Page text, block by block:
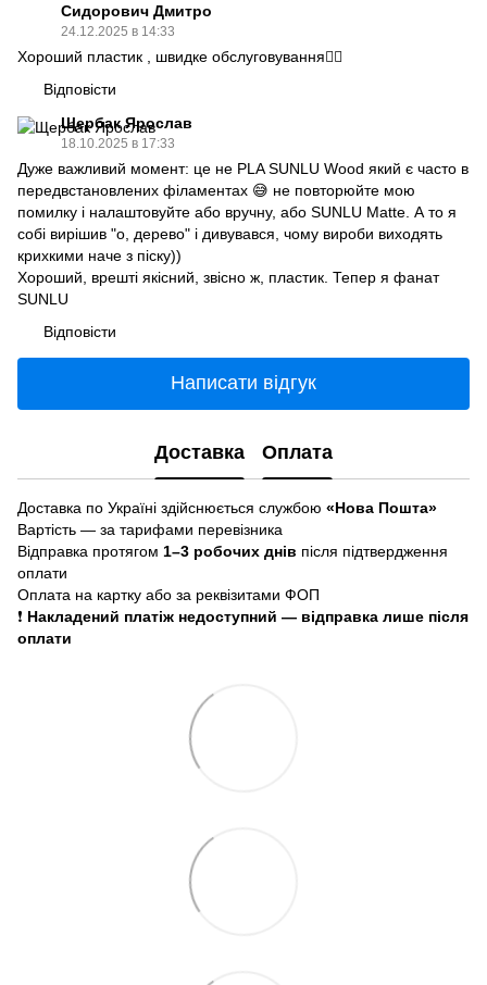
Сидорович Дмитро
24.12.2025 в 14:33
Хороший пластик , швидке обслуговування👍🏻
Відповісти
Щербак Ярослав
18.10.2025 в 17:33
Дуже важливий момент: це не PLA SUNLU Wood який є часто в
передвстановлених філаментах 😅 не повторюйте мою
помилку і налаштовуйте або вручну, або SUNLU Matte. А то я
собі вирішив "о, дерево" і дивувався, чому вироби виходять
крихкими наче з піску))
Хороший, врешті якісний, звісно ж, пластик. Тепер я фанат
SUNLU
Відповісти
Написати відгук
Доставка Оплата
Доставка по Україні здійснюється службою «Нова Пошта»
Вартість — за тарифами перевізника
Відправка протягом 1–3 робочих днів після підтвердження
оплати
Оплата на картку або за реквізитами ФОП
❗ Накладений платіж недоступний — відправка лише після
оплати